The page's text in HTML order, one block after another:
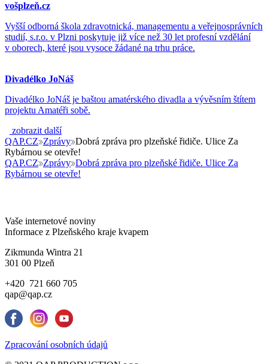
vošplzeň.cz
Vyšší odborná škola zdravotnická, managementu a veřejnosprávních
studií, s.r.o. v Plzni poskytuje již více než 30 let profesní vzdělání
v oborech, které jsou vysoce žádané na trhu práce.
Divadélko JoNáš
Divadélko JoNáš je baštou amatérského divadla a vývěsním štítem
projektu Amatéři sobě.
zobrazit další
QAP.CZ Zprávy Dobrá zpráva pro plzeňské řidiče. Ulice Za
Rybárnou se otevře!
QAP.CZ Zprávy Dobrá zpráva pro plzeňské řidiče. Ulice Za
Rybárnou se otevře!
Vaše internetové noviny
Informace z Plzeňského kraje kvapem
Zikmunda Wintra 21
301 00 Plzeň
+420 721 660 705
qap@qap.cz
Zpracování osobních údajů